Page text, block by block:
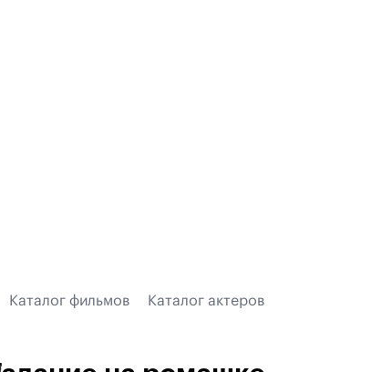
Каталог фильмов Каталог актеров